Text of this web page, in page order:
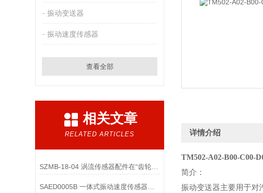
振动变送器
振动速度传感器
查看全部
相关文章
RELATED ARTICLES
SZMB-18-04 涡流传感器配件在“齿轮箱与低速重载机械”监测中的应用
详情介绍
TM502-A02-B00-C00-
简介：
振动变送器主要用于对